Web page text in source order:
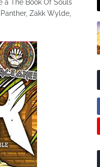
a The Book Of Souls
Zakk Wylde,